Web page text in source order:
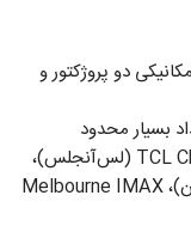
دو پروژکتور و
بسیار محدود
نمونه شاخص: TCL Chinese Theatre (لس‌آنجلس)،
Science Museum IMAX (لندن)، Melbourne IMAX